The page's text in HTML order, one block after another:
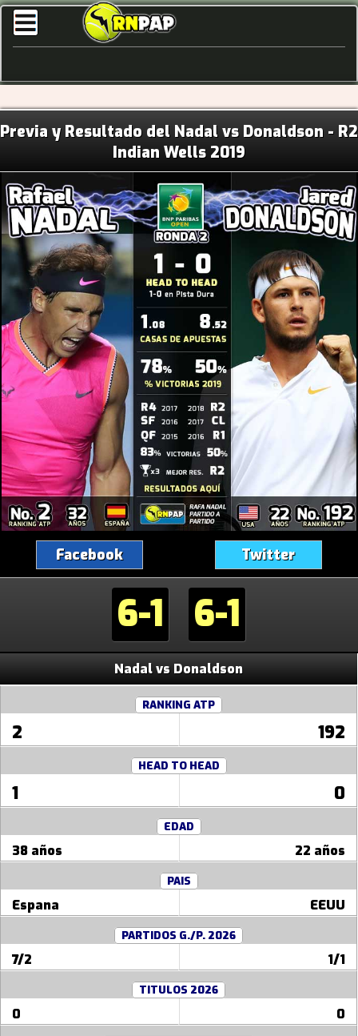
Previa y Resultado del Nadal vs Donaldson - R2
Indian Wells 2019
Nadal vs Donaldson
RANKING ATP
2 192
HEAD TO HEAD
1 0
EDAD
38 años 22 años
PAIS
Espana EEUU
PARTIDOS G./P. 2026
7/2 1/1
TITULOS 2026
0 0
Facebook Twitter
6-1 6-1